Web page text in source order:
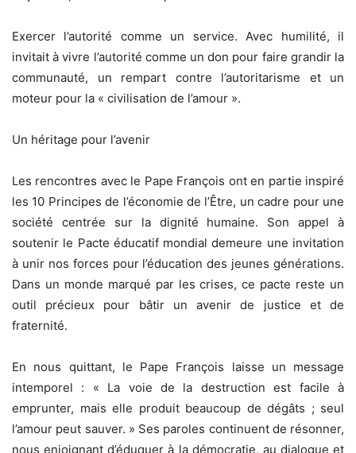
Exercer l’autorité comme un service. Avec humilité, il
invitait à vivre l’autorité comme un don pour faire grandir la
communauté, un rempart contre l’autoritarisme et un
moteur pour la « civilisation de l’amour ».
Un héritage pour l’avenir
Les rencontres avec le Pape François ont en partie inspiré
les 10 Principes de l’économie de l’Être, un cadre pour une
société centrée sur la dignité humaine. Son appel à
soutenir le Pacte éducatif mondial demeure une invitation
à unir nos forces pour l’éducation des jeunes générations.
Dans un monde marqué par les crises, ce pacte reste un
outil précieux pour bâtir un avenir de justice et de
fraternité.
En nous quittant, le Pape François laisse un message
intemporel : « La voie de la destruction est facile à
emprunter, mais elle produit beaucoup de dégâts ; seul
l’amour peut sauver. » Ses paroles continuent de résonner,
nous enjoignant d’éduquer à la démocratie, au dialogue et